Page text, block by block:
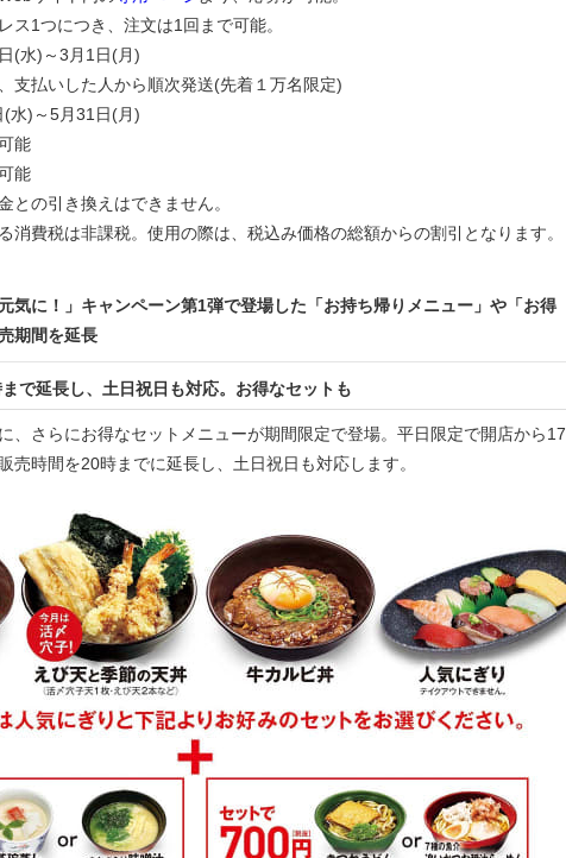
つき、注文は1回まで可能。
(水)～3月1日(月)
した人から順次発送(先着１万名限定)
水)～5月31日(月)
能
能
の引き換えはできません。
消費税は非課税。使用の際は、税込み価格の総額からの割引となります。
気に！」キャンペーン第1弾で登場した「お持ち帰りメニュー」や「お得
期間を延長
まで延長し、土日祝日も対応。お得なセットも
、さらにお得なセットメニューが期間限定で登場。平日限定で開店から17
売時間を20時までに延長し、土日祝日も対応します。